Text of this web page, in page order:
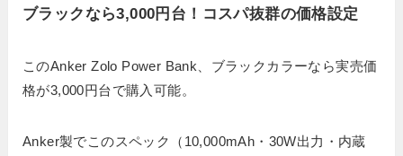
ブラックなら3,000円台！コスパ抜群の価格設定
このAnker Zolo Power Bank、ブラックカラーなら実売価
格が3,000円台で購入可能。
Anker製でこのスペック（10,000mAh・30W出力・内蔵